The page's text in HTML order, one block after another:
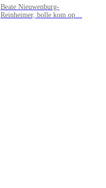
Beate Nieuwenburg-
Reinheimer, bolle kom op…